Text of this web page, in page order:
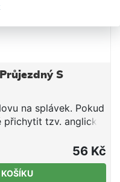
S
na splávek. Pokud
tzv. anglický
návazci máme tedy
Do nich
a
56 Kč